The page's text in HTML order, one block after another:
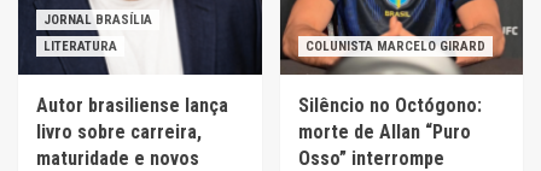
JORNAL BRASÍLIA
LITERATURA
Autor brasiliense lança
livro sobre carreira,
maturidade e novos
COLUNISTA MARCELO GIRARD
Silêncio no Octógono:
morte de Allan “Puro
Osso” interrompe